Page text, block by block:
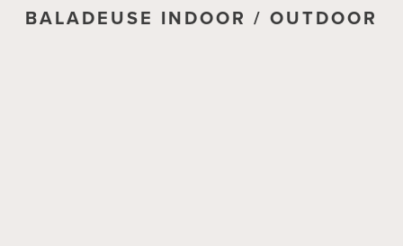
BALADEUSE INDOOR / OUTDOOR
PATERE MURALE